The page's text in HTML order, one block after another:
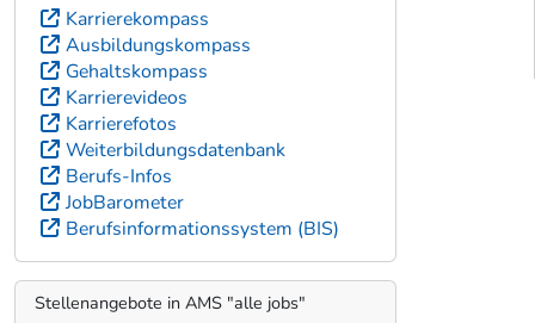
Karrierekompass
Ausbildungskompass
Gehaltskompass
Karrierevideos
Karrierefotos
Weiterbildungsdatenbank
Berufs-Infos
JobBarometer
Berufsinformationssystem (BIS)
Stellenangebote in AMS "alle jobs"